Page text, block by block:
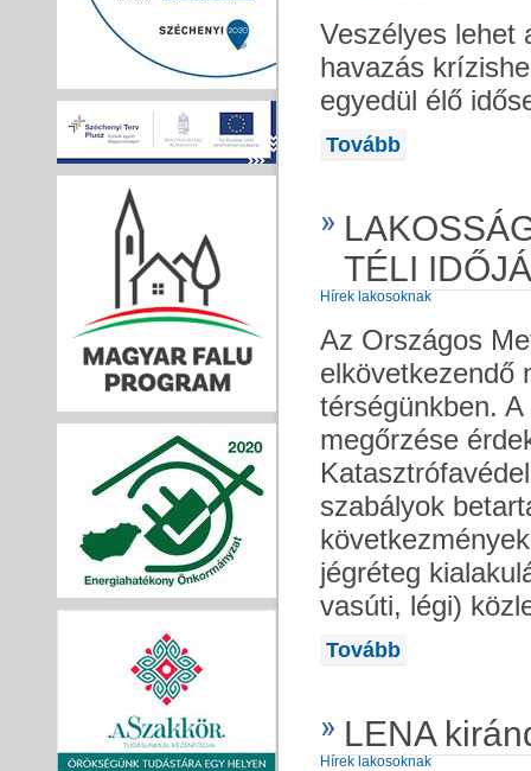
Veszélyes lehet
havazás
egyedül élő
Tovább
TÉLI
Hírek lakosoknak
Az Országos
elkövetkezendő
térségünkben.
megőrzése
szabályok
jégréteg
vasúti, légi)
Tovább
LENA
Hírek lakosoknak